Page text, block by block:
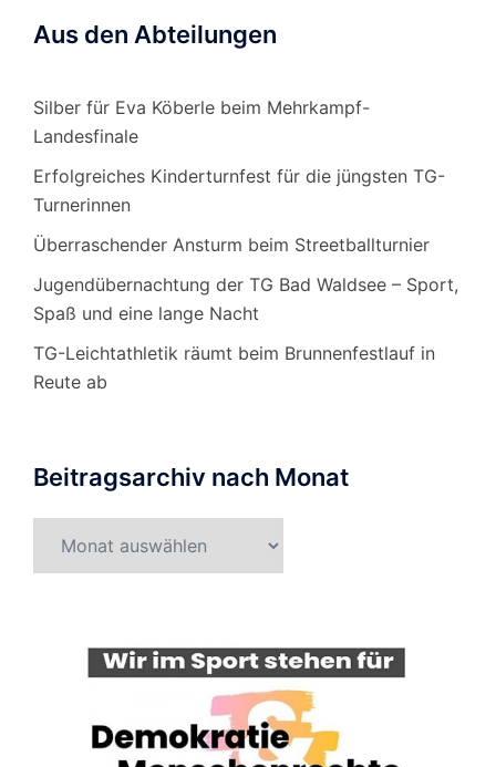
Aus den Abteilungen
Silber für Eva Köberle beim Mehrkampf-
Landesfinale
Erfolgreiches Kinderturnfest für die jüngsten TG-
Turnerinnen
Überraschender Ansturm beim Streetballturnier
Jugendübernachtung der TG Bad Waldsee – Sport,
Spaß und eine lange Nacht
TG-Leichtathletik räumt beim Brunnenfestlauf in
Reute ab
Beitragsarchiv nach Monat
nach